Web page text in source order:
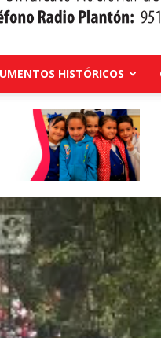
HISTÓRICOS